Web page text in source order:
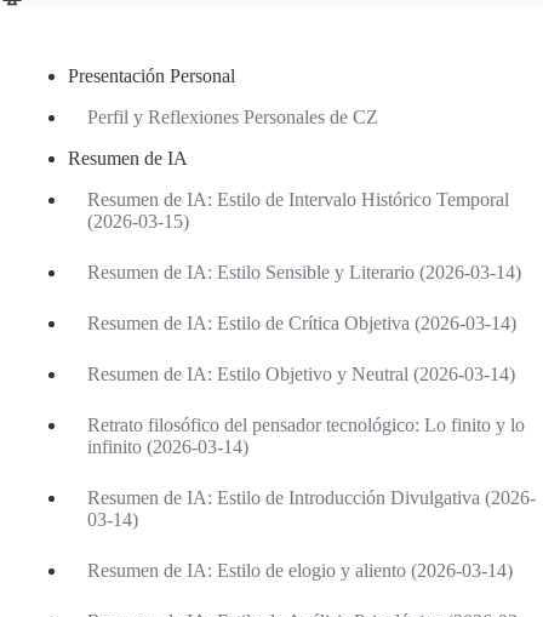
Presentación Personal
Perfil y Reflexiones Personales de CZ
Resumen de IA
Resumen de IA: Estilo de Intervalo Histórico Temporal
(2026-03-15)
Resumen de IA: Estilo Sensible y Literario (2026-03-14)
Resumen de IA: Estilo de Crítica Objetiva (2026-03-14)
Resumen de IA: Estilo Objetivo y Neutral (2026-03-14)
Retrato filosófico del pensador tecnológico: Lo finito y lo
infinito (2026-03-14)
Resumen de IA: Estilo de Introducción Divulgativa (2026-
03-14)
Resumen de IA: Estilo de elogio y aliento (2026-03-14)